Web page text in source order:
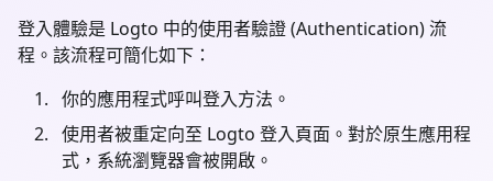
登入體驗是 Logto 中的使用者驗證 (Authentication) 流
程。該流程可簡化如下：
你的應用程式呼叫登入方法。
使用者被重定向至 Logto 登入頁面。對於原生應用程
式，系統瀏覽器會被開啟。